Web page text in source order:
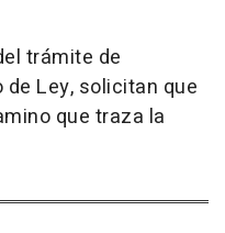
trámite de
Ley, solicitan que
que traza la